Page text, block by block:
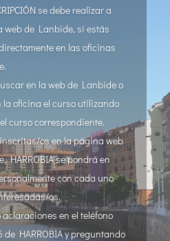
se debe realizar a
web de Lanbide, si estás
en las oficinas
en la web de Lanbide o
la oficina el curso utilizando
curso correspondiente.
inscritas/os en la página web
HARROBIA se pondrá en
con cada uno
os.
aclaraciones en el teléfono
de HARROBIA y preguntando